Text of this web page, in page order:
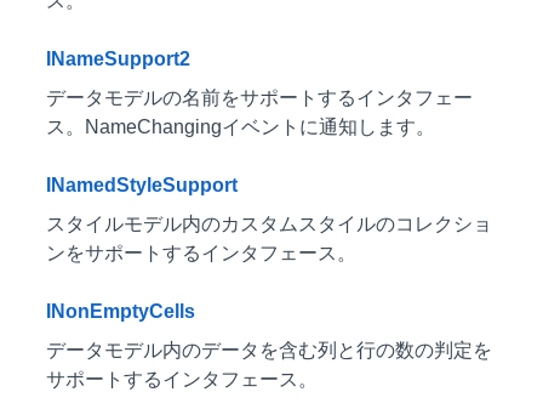
INameSupport2
データモデルの名前をサポートするインタフェー
ス。NameChangingイベントに通知します。
INamedStyleSupport
スタイルモデル内のカスタムスタイルのコレクショ
ンをサポートするインタフェース。
INonEmptyCells
データモデル内のデータを含む列と行の数の判定を
サポートするインタフェース。